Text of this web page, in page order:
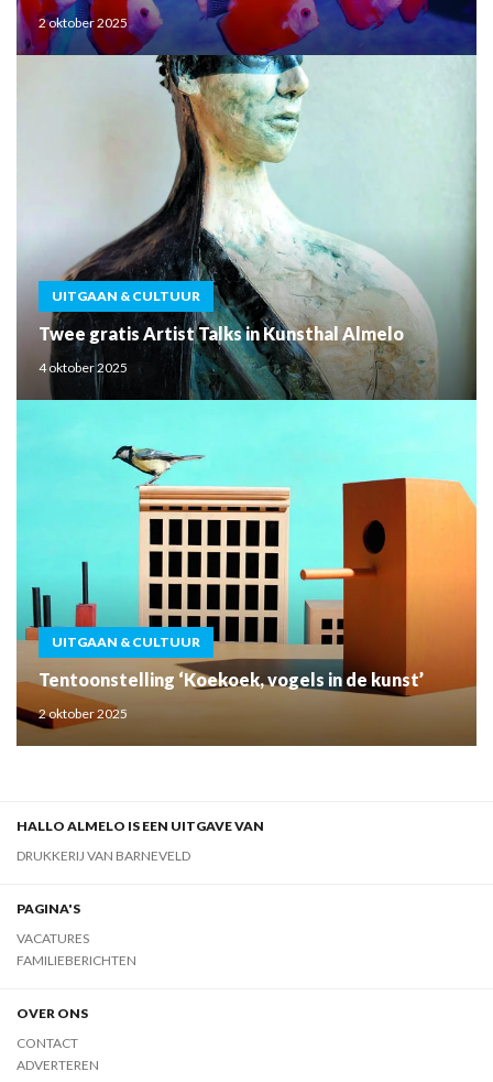
2 oktober 2025
UITGAAN & CULTUUR
Twee gratis Artist Talks in Kunsthal Almelo
4 oktober 2025
UITGAAN & CULTUUR
Tentoonstelling ‘Koekoek, vogels in de kunst’
2 oktober 2025
HALLO ALMELO IS EEN UITGAVE VAN
DRUKKERIJ VAN BARNEVELD
PAGINA'S
VACATURES
FAMILIEBERICHTEN
OVER ONS
CONTACT
ADVERTEREN